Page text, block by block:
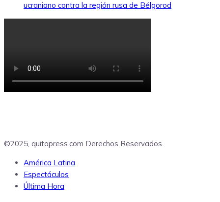
ucraniano contra la región rusa de Bélgorod
©2025, quitopress.com Derechos Reservados.
América Latina
Espectáculos
Última Hora